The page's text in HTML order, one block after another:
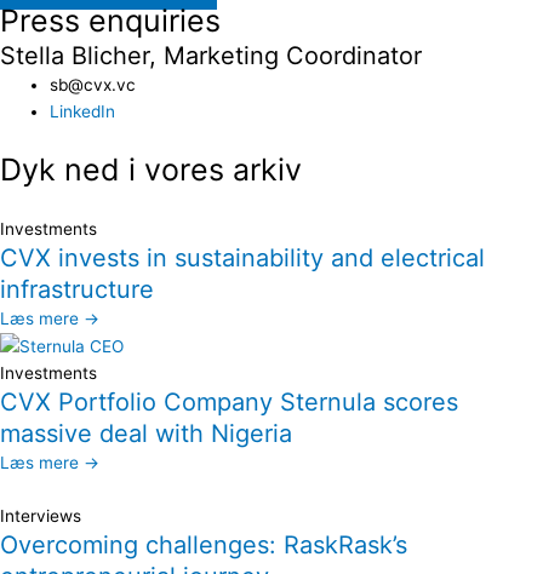
Press enquiries
Stella Blicher, Marketing Coordinator
sb@cvx.vc​
LinkedIn
Dyk ned i vores arkiv
Investments
CVX invests in sustainability and electrical
infrastructure
Læs mere →
Investments
CVX Portfolio Company Sternula scores
massive deal with Nigeria
Læs mere →
Interviews
Overcoming challenges: RaskRask’s